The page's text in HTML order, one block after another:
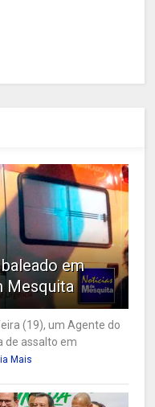
em
Mesquita
(19), um Agente do
de assalto em
Mais